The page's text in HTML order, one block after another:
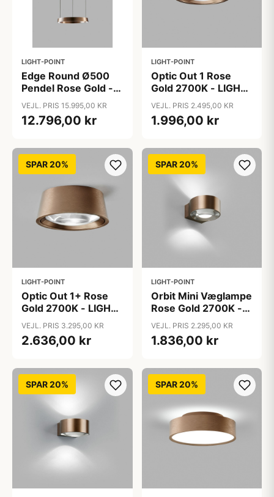
LIGHT-POINT
Edge Round Ø500
Pendel Rose Gold -
LIGHT-POINT
VEJL. PRIS 15.995,00 KR
12.796,00 kr
LIGHT-POINT
Optic Out 1 Rose
Gold 2700K - LIGHT-
POINT
VEJL. PRIS 2.495,00 KR
1.996,00 kr
SPAR 20%
LIGHT-POINT
Optic Out 1+ Rose
Gold 2700K - LIGHT-
POINT
VEJL. PRIS 3.295,00 KR
2.636,00 kr
SPAR 20%
LIGHT-POINT
Orbit Mini Væglampe
Rose Gold 2700K -
LIGHT-POINT
VEJL. PRIS 2.295,00 KR
1.836,00 kr
SPAR 20% SPAR 20%